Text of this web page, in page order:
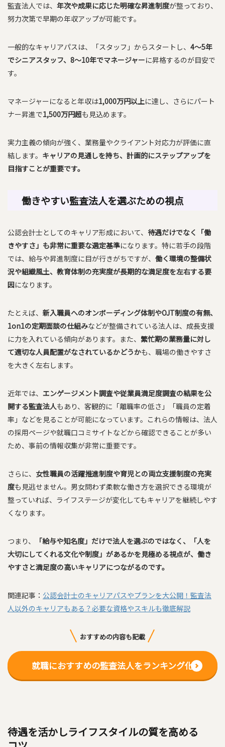
監査法人では、 年次や成果に応じた明確な昇進制度が整っており、
努力次第で早期の年収アップが可能です。
一般的なキャリアパスは、「スタッフ」からスタートし、 4〜5年
でシニアスタッフ、8〜10年でマネージャーに昇格するのが目安で
す。
マネージャーになると年収は1,000万円以上に達し、さらにパート
ナー昇進で1,500万円超も見込めます。
実力主義の傾向が強く、業務量やクライアント対応力が評価に直
結します。 キャリアの見通しを持ち、計画的にステップアップを
目指すことが重要です。
働きやすい監査法人を選ぶための視点
公認会計士としてのキャリア形成において、 待遇だけでなく「働
きやすさ」も非常に重要な選定基準になります。特に若手の段階
では、給与や昇進制度に目が行きがちですが、 働く環境の整備状
況や組織風土、教育体制の充実度が長期的な満足度を左右する要
因になります。
たとえば、 新入職員へのオンボーディング体制やOJT制度の有無、
1on1の定期面談の仕組みなどが整備されている法人は、成長支援
に力を入れている傾向があります。また、 繁忙期の業務量に対し
て適切な人員配置がなされているかどうかも、職場の働きやすさ
を大きく左右します。
近年では、 エンゲージメント調査や従業員満足度調査の結果を公
開する監査法人もあり、客観的に「離職率の低さ」「職員の定着
率」などを見ることが可能になっています。これらの情報は、法人
の採用ページや就職口コミサイトなどから確認できることが多い
ため、事前の情報収集が非常に重要です。
さらに、 女性職員の活躍推進制度や育児との両立支援制度の充実
度も見逃せません。男女問わず柔軟な働き方を選択できる環境が
整っていれば、ライフステージが変化してもキャリアを継続しやす
くなります。
つまり、
「給与や知名度」だけで法人を選ぶのではなく、「人を
大切にしてくれる文化や制度」があるかを見極める視点が、働き
やすさと満足度の高いキャリアにつながるのです。
関連記事： 公認会計士のキャリアパスやプランを大公開！監査法
人以外のキャリアもある？必要な資格やスキルも徹底解説
おすすめの内容も記載
就職におすすめの監査法人をランキング化
待遇を活かしライフスタイルの質を高める